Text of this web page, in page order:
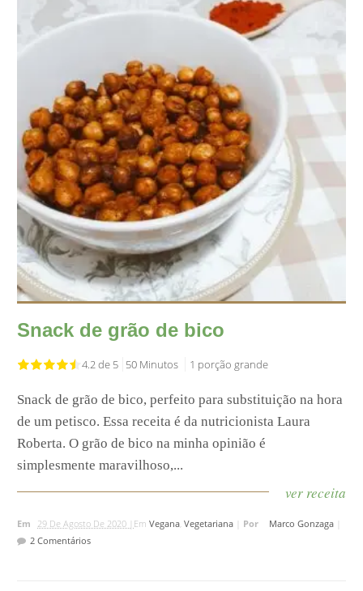
Snack de grão de bico
4.2 de 5 50 Minutos 1 porção grande
Snack de grão de bico, perfeito para substituição na hora
de um petisco. Essa receita é da nutricionista Laura
Roberta. O grão de bico na minha opinião é
simplesmente maravilhoso,...
ver receita
Em 29 De Agosto De 2020 | EmVegana ,Vegetariana Por Marco Gonzaga
2 Comentários